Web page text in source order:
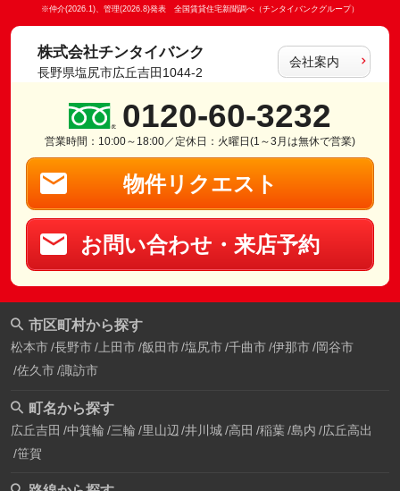
※仲介(2026.1)、管理(2026.8)発表 全国賃貸住宅新聞調べ（チンタイバンクグループ）
株式会社チンタイバンク
長野県塩尻市広丘吉田1044-2
会社案内
0120-60-3232
営業時間：10:00～18:00／定休日：火曜日(1～3月は無休で営業)
物件リクエスト
お問い合わせ・来店予約
市区町村から探す
松本市 長野市 上田市 飯田市 塩尻市 千曲市 伊那市 岡谷市
佐久市 諏訪市
町名から探す
広丘吉田 中箕輪 三輪 里山辺 井川城 高田 稲葉 島内 広丘高出
笹賀